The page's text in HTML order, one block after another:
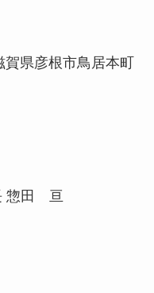
県彦根市鳥居本町
惣田 亘